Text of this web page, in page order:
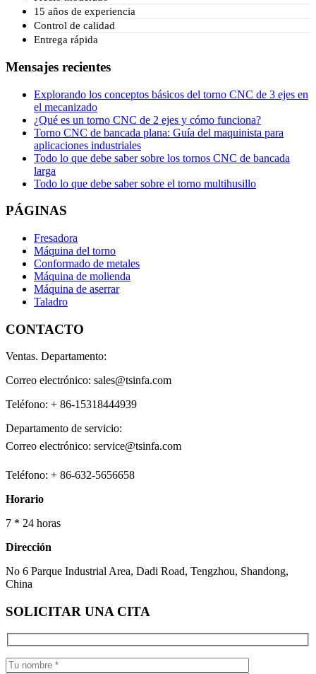
15 años de experiencia
Control de calidad
Entrega rápida
Mensajes recientes
Explorando los conceptos básicos del torno CNC de 3 ejes en
el mecanizado
¿Qué es un torno CNC de 2 ejes y cómo funciona?
Torno CNC de bancada plana: Guía del maquinista para
aplicaciones industriales
Todo lo que debe saber sobre los tornos CNC de bancada
larga
Todo lo que debe saber sobre el torno multihusillo
PÁGINAS
Fresadora
Máquina del torno
Conformado de metales
Máquina de molienda
Máquina de aserrar
Taladro
CONTACTO
Ventas. Departamento:
Correo electrónico: sales@tsinfa.com
Teléfono: + 86-15318444939
Departamento de servicio:
Correo electrónico: service@tsinfa.com
Teléfono: + 86-632-5656658
Horario
7 * 24 horas
Dirección
No 6 Parque Industrial Area, Dadi Road, Tengzhou, Shandong,
China
SOLICITAR UNA CITA